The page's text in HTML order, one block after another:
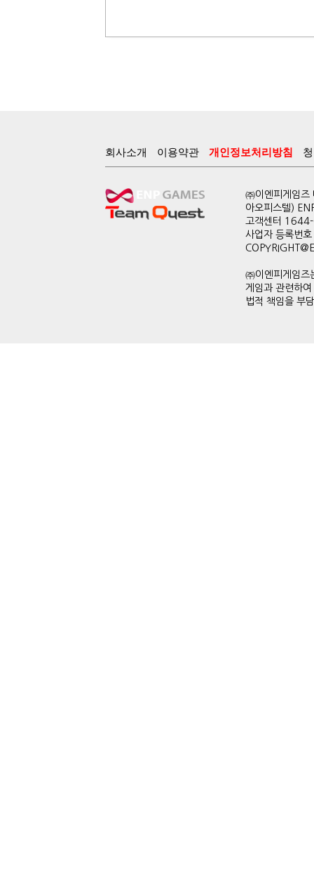
회사소개 이용약관 개인정보처리방침
㈜이엔피게임
아오피스텔)
고객센터
사업자 등록번
㈜이엔피게임즈
게임과 관련하
법적 책임을 부